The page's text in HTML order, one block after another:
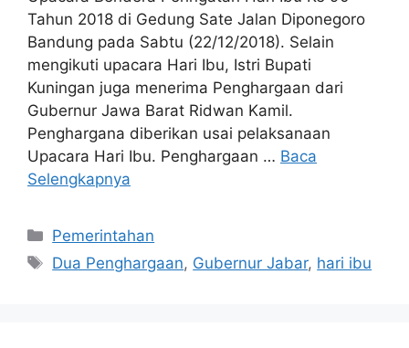
Tahun 2018 di Gedung Sate Jalan Diponegoro
Bandung pada Sabtu (22/12/2018). Selain
mengikuti upacara Hari Ibu, Istri Bupati
Kuningan juga menerima Penghargaan dari
Gubernur Jawa Barat Ridwan Kamil.
Penghargana diberikan usai pelaksanaan
Upacara Hari Ibu. Penghargaan … Baca
Selengkapnya
Kategori
Pemerintahan
Tag
Dua Penghargaan, Gubernur Jabar, hari ibu